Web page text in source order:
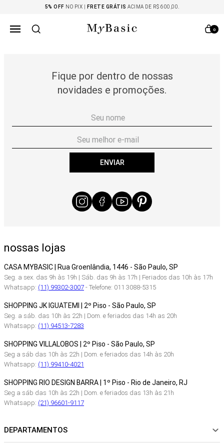
5% OFF NO PIX | FRETE GRÁTIS ACIMA DE R$ 600,00.
0
Fique por dentro de nossas
novidades e promoções.
ENVIAR
nossas lojas
CASA MYBASIC | Rua Groenlândia, 1446 - São Paulo, SP
Seg. a sex. das 9h às 19h | Sáb. das 9h às 17h | Feriados das 10h às 17h
Whatsapp: (11) 99302-3007- Telefone: 011 3088-5315
SHOPPING JK IGUATEMI | 2º Piso - São Paulo, SP
Seg. a sáb. das 10h às 22h | Dom. e feriados das 14h as 20h
Whatsapp: (11) 94513-7283
SHOPPING VILLALOBOS | 2º Piso - São Paulo, SP
Seg a sáb das 10h às 22h | Dom. e feriados das 14h às 20h
Whatsapp: (11) 99410-4021
SHOPPING RIO DESIGN BARRA | 1º Piso - Rio de Janeiro, RJ
Seg a sáb das 10h às 22h | Dom. e feriados das 13h às 21h
Whatsapp: (21) 96601-9117
DEPARTAMENTOS